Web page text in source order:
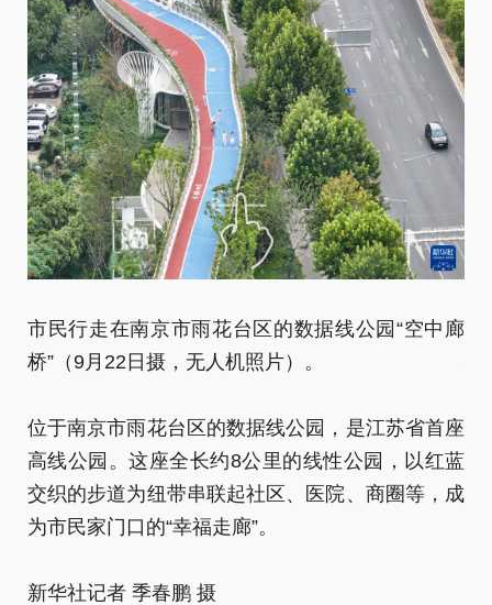
市民行走在南京市雨花台区的数据线公园“空中廊
桥”（9月22日摄，无人机照片）。
位于南京市雨花台区的数据线公园，是江苏省首座
高线公园。这座全长约8公里的线性公园，以红蓝
交织的步道为纽带串联起社区、医院、商圈等，成
为市民家门口的“幸福走廊”。
新华社记者 季春鹏 摄